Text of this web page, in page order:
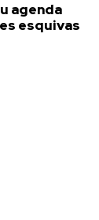
agenda
esquivas